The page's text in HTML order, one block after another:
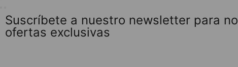
Suscríbete a nuestro newsletter para
ofertas exclusivas